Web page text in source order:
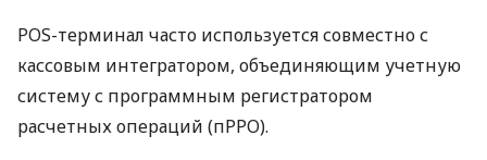
POS-терминал часто используется совместно с
кассовым интегратором, объединяющим учетную
систему с программным регистратором
расчетных операций (пРРО).